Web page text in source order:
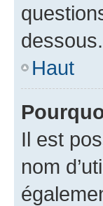
dessous.
Haut
Il est
nom